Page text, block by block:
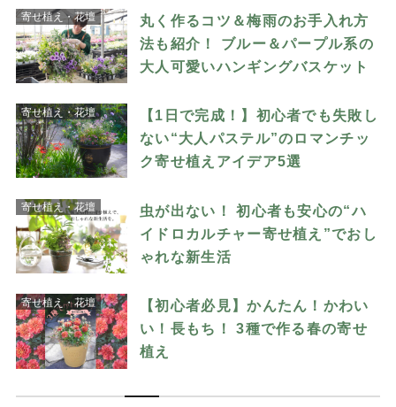
寄せ植え・花壇
丸く作るコツ＆梅雨のお手入れ方
法も紹介！ ブルー＆パープル系の
大人可愛いハンギングバスケット
寄せ植え・花壇
【1日で完成！】初心者でも失敗し
ない“大人パステル”のロマンチッ
ク寄せ植えアイデア5選
寄せ植え・花壇
虫が出ない！ 初心者も安心の“ハ
イドロカルチャー寄せ植え”でおし
ゃれな新生活
寄せ植え・花壇
【初心者必見】かんたん！かわい
い！長もち！ 3種で作る春の寄せ
植え